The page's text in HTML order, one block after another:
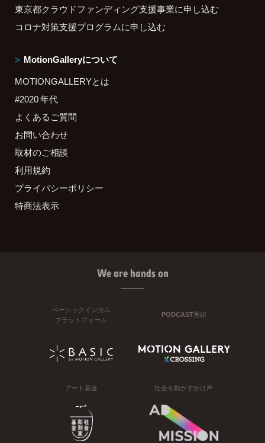
東京都クラウドファンディング支援事業に申し込む
コロナ対策支援プログラムに申し込む
MotionGalleryについて
MOTIONGALLERYとは
#2020 年代
よくあるご質問
お問い合わせ
取材のご相談
利用規約
プライバシーポリシー
特商法表示
We are hands on
ベーシックインカム
プラットフォーム
PODCAST番組
アート基金 社会を動かすかけ声